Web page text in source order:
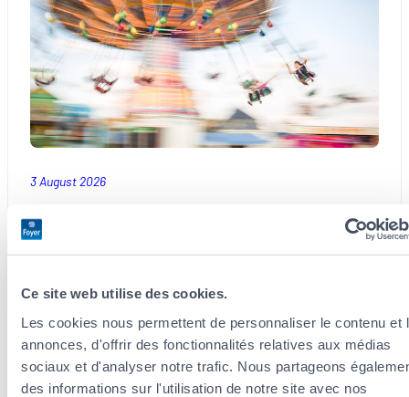
Ce site web utilise des cookies.
Les cookies nous permettent de personnaliser le contenu et
annonces, d'offrir des fonctionnalités relatives aux médias
sociaux et d'analyser notre trafic. Nous partageons
des informations sur l'utilisation de notre site avec nos
3 August 2026
luxemburgischen Tradition
Schobermesse findet am kommenden 21. August
statt! Dieser Jahrmarkt existiert seit dem 14.
Jahrhundert, was ihn zu einer der ältesten
Traditionen…